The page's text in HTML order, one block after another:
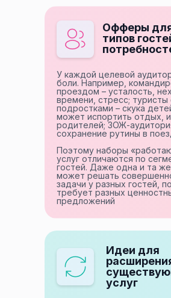
Офферы
типов
У каждой целевой
боли. Например,
проездом – усталость,
времени, стресс;
подростками – скука
может испортить отдых,
родителей; ЗОЖ-
сохранение рутины в
Поэтому наборы
услуг отличаются по
гостей. Даже одна и та же
может решать
задачи у разных гостей,
требует разных
предложений
Идеи для
услуг